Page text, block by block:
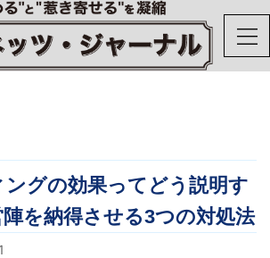
ングの効果ってどう説明す
を納得させる3つの対処法